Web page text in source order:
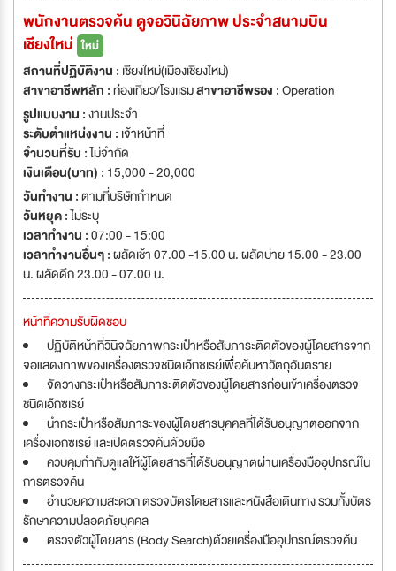
พนักงานตรวจค้น ดูจอวินิฉัยภาพ ประจำสนามบิน
เชียงใหม่ ใหม่
สถานที่ปฏิบัติงาน : เชียงใหม่(เมืองเชียงใหม่)
สาขาอาชีพหลัก :ท่องเที่ยว/โรงเเรมสาขาอาชีพรอง :Operation
รูปแบบงาน :งานประจำ
ระดับตำแหน่งงาน : เจ้าหน้าที่
จำนวนที่รับ :ไม่จำกัด
เงินเดือน(บาท) : 15,000 - 20,000
วันทำงาน :ตามที่บริษัทกำหนด
วันหยุด :ไม่ระบุ
เวลาทำงาน :07:00 - 15:00
เวลาทำงานอื่นๆ :ผลัดเช้า 07.00 -15.00 น. ผลัดบ่าย 15.00 - 23.00
น. ผลัดดึก 23.00 - 07.00 น.
หน้าที่ความรับผิดชอบ
ปฏิบัติหน้าที่วินิจฉัยภาพกระเป๋าหรือสัมภาระติดตัวของผู้โดยสารจาก
จอแสดงภาพของเครื่องตรวจชนิดเอ๊กซเรย์เพื่อค้นหาวัตถุอันตราย
จัดวางกระเป๋าหรือสัมภาระติดตัวของผู้โดยสารก่อนเข้าเครื่องตรวจ
ชนิดเอ๊กซเรย์
นำกระเป๋าหรือสัมภาระของผู้โดยสารบุคคลที่ได้รับอนุญาตออกจาก
เครื่องเอกซเรย์ และเปิดตรวจค้นด้วยมือ
ควบคุมกำกับดูแลให้ผู้โดยสารที่ได้รับอนุญาตผ่านเครื่องมืออุปกรณ์ใน
การตรวจค้น
อำนวยความสะดวก ตรวจบัตรโดยสารและหนังสือเตินทาง รวมทั้งบัตร
รักษาความปลอดภัยบุคคล
ตรวจตัวผู้โดยสาร (Body Search)ด้วยเครื่องมืออุปกรณ์ตรวจค้น